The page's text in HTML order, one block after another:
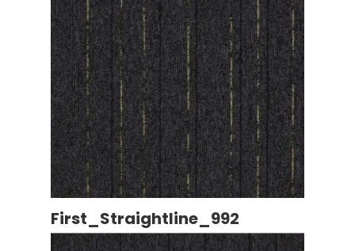
First_Straightline_992